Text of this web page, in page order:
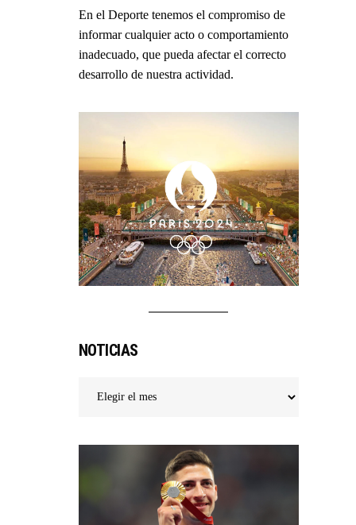
En el Deporte tenemos el compromiso de
informar cualquier acto o comportamiento
inadecuado, que pueda afectar el correcto
desarrollo de nuestra actividad.
NOTICIAS